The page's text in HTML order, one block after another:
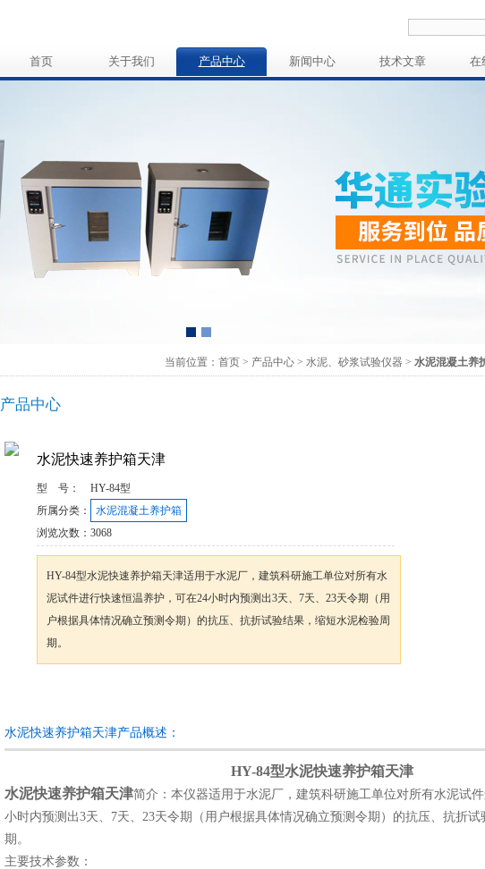
首页 关于我们 产品中心 新闻中心 技术文章 在
当前位置： 首页 > 产品中心 > 水泥、砂浆试验仪器 > 水泥混凝土养
产品中心
水泥快速养护箱天津
型 号：
HY-84型
所属分类：
水泥混凝土养护箱
浏览次数： 3068
HY-84型水泥快速养护箱天津适用于水泥厂，建筑科研施工单位对所有水
泥试件进行快速恒温养护，可在24小时内预测出3天、7天、23天令期（用
户根据具体情况确立预测令期）的抗压、抗折试验结果，缩短水泥检验周
期。
水泥快速养护箱天津产品概述：
HY-84型水泥快速养护箱天津
水泥快速养护箱天津简介：本仪器适用于水泥厂，建筑科研施工单位对所有水泥试
小时内预测出3天、7天、23天令期（用户根据具体情况确立预测令期）的抗压、抗折试
期。
主要技术参数：